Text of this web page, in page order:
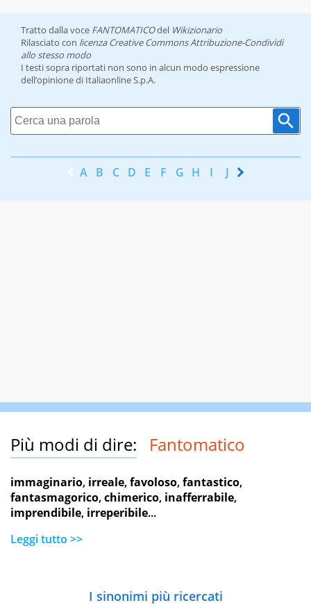
Tratto dalla voce FANTOMATICOdel Wikizionario
Rilasciato con licenza Creative Commons Attribuzione-Condividi
allo stesso modo
I testi sopra riportati non sono in alcun modo espressione
dell’opinione di Italiaonline S.p.A.
A B C D E F G H I J K
Più modi di dire: Fantomatico
immaginario, irreale,favoloso,fantastico,
fantasmagorico,chimerico, inafferrabile,
imprendibile, irreperibile...
Leggi tutto >>
I sinonimi più ricercati